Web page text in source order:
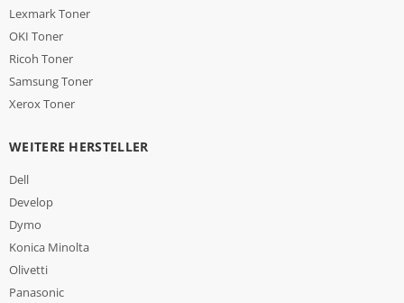
Lexmark Toner
OKI Toner
Ricoh Toner
Samsung Toner
Xerox Toner
WEITERE HERSTELLER
Dell
Develop
Dymo
Konica Minolta
Olivetti
Panasonic